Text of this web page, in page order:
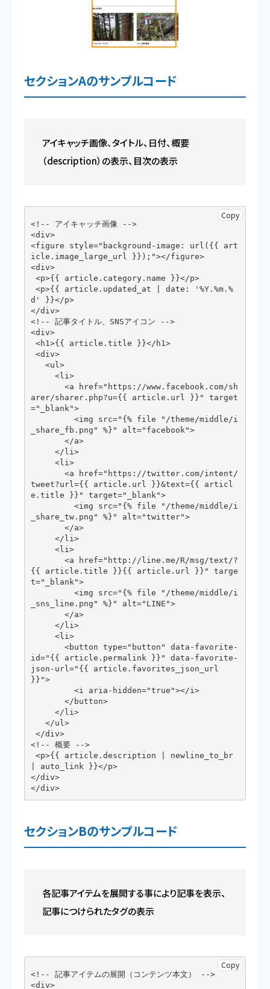
セクションAのサンプルコード
アイキャッチ画像、タイトル、日付、概要
（description）の表示、目次の表示
Copy
<!-- アイキャッチ画像 -->
<div>
<figure style="background-image: url({{ art
icle.image_large_url }});"></figure>
<div>
d' }}</p>
</div>
<!-- 記事タイトル、SNSアイコン -->
<div>
arer/sharer.php?u={{ article.url }}" target
="_blank">
_share_fb.png" %}" alt="facebook">
tweet?url={{ article.url }}&text={{ articl
e.title }}" target="_blank">
_share_tw.png" %}" alt="twitter">
{{ article.title }}{{ article.url }}" targe
t="_blank">
_sns_line.png" %}" alt="LINE">
id="{{ article.permalink }}" data-favorite-
json-url="{{ article.favorites_json_url
}}">
<!-- 概要 -->
| auto_link }}</p>
</div>
</div>
セクションBのサンプルコード
各記事アイテムを展開する事により記事を表示、
記事につけられたタグの表示
Copy
<!-- 記事アイテムの展開（コンテンツ本文） -->
<div>